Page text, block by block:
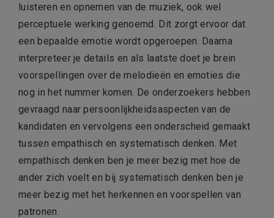
luisteren en opnemen van de muziek, ook wel
perceptuele werking genoemd. Dit zorgt ervoor dat
een bepaalde emotie wordt opgeroepen. Daarna
interpreteer je details en als laatste doet je brein
voorspellingen over de melodieën en emoties die
nog in het nummer komen. De onderzoekers hebben
gevraagd naar persoonlijkheidsaspecten van de
kandidaten en vervolgens een onderscheid gemaakt
tussen empathisch en systematisch denken. Met
empathisch denken ben je meer bezig met hoe de
ander zich voelt en bij systematisch denken ben je
meer bezig met het herkennen en voorspellen van
patronen.